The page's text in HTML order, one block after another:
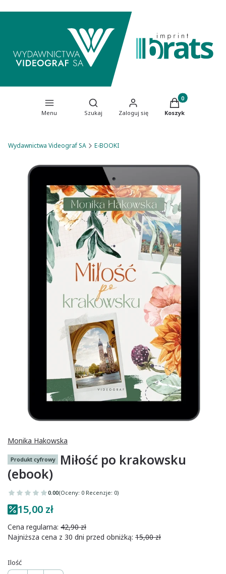
Menu
Otwórz wyszukiwarkę
Szukaj Zaloguj się
Produkty w
Koszyk
Wydawnictwa Videograf SA E-BOOKI
Monika Hakowska
Produkt cyfrowy
Miłość po krakowsku
(ebook)
0.00(Oceny: 0 Recenzje: 0)
15,00 zł
Cena regularna: 42,90 zł
Najniższa cena z 30 dni przed obniżką: 15,00 zł
Ilość